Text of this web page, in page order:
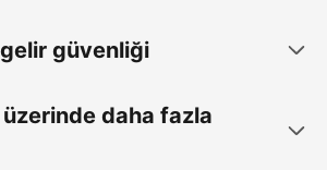
güvenliği
üzerinde daha fazla